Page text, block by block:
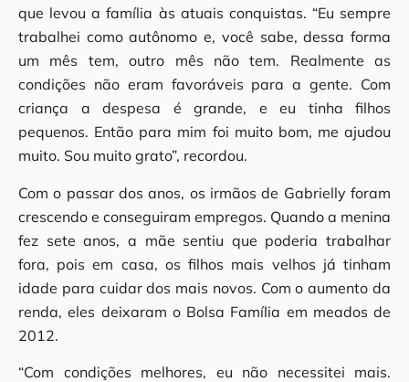
que levou a família às atuais conquistas. “Eu sempre
trabalhei como autônomo e, você sabe, dessa forma
um mês tem, outro mês não tem. Realmente as
condições não eram favoráveis para a gente. Com
criança a despesa é grande, e eu tinha filhos
pequenos. Então para mim foi muito bom, me ajudou
muito. Sou muito grato”, recordou.
Com o passar dos anos, os irmãos de Gabrielly foram
crescendo e conseguiram empregos. Quando a menina
fez sete anos, a mãe sentiu que poderia trabalhar
fora, pois em casa, os filhos mais velhos já tinham
idade para cuidar dos mais novos. Com o aumento da
renda, eles deixaram o Bolsa Família em meados de
2012.
“Com condições melhores, eu não necessitei mais.